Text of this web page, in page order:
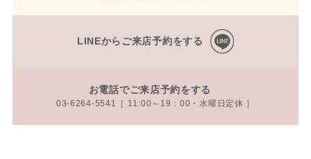
LINEからご来店予約をする
お電話でご来店予約をする
03-6264-5541［ 11:00～19：00・水曜日定休 ］